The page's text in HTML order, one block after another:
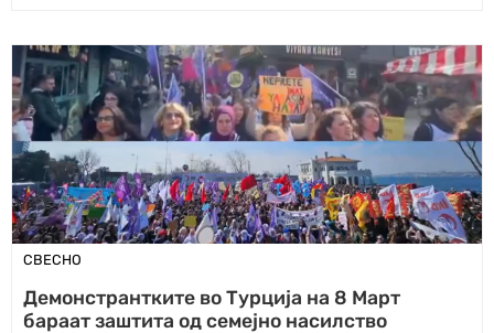
СВЕСНО
Демонстрантките во Турција на 8 Март
бараат заштита од семејно насилство